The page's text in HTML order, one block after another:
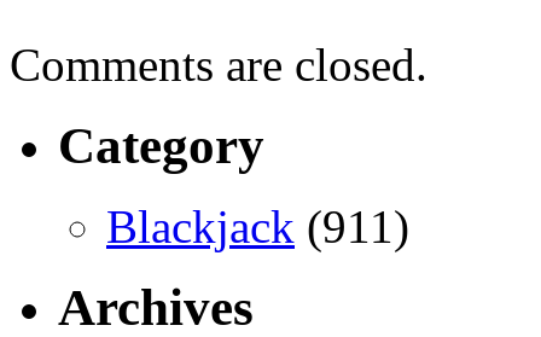
Comments are closed.
Category
Blackjack (911)
Archives